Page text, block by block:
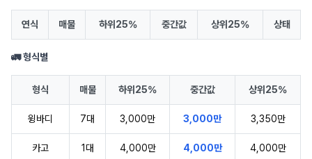
연식 매물 하위25% 중간값 상위25% 상태
🚛 형식별
형식 매물 하위25% 중간값 상위25%
윙바디 7대 3,000만 3,000만 3,350만
카고 1대 4,000만 4,000만 4,000만